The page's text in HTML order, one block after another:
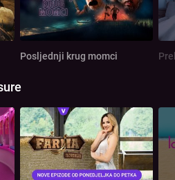
Posljednji krug momci